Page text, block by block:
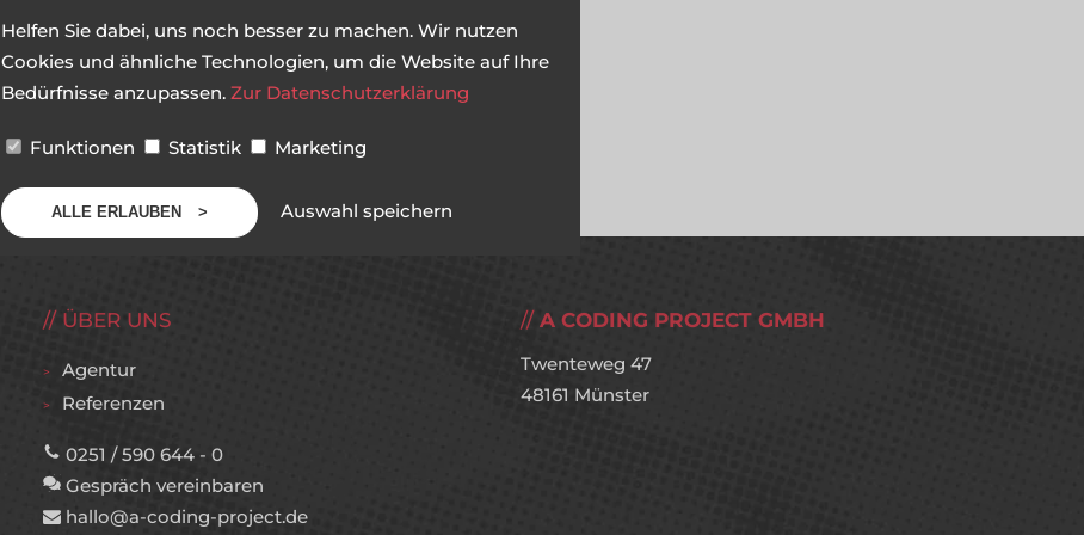
ÜBER UNS
Agentur
Referenzen
0251 / 590 644 - 0
Gespräch vereinbaren
hallo@a-coding-project.de
A CODING PROJECT GMBH
Twenteweg 47
48161 Münster
Helfen Sie dabei, uns noch besser zu machen. Wir nutzen
Cookies und ähnliche Technologien, um die Website auf Ihre
Bedürfnisse anzupassen. Zur Datenschutzerklärung
Funktionen Statistik Marketing
ALLE ERLAUBEN Auswahl speichern